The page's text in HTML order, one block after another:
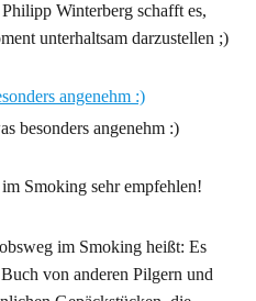
Winterberg schafft es,
unterhaltsam darzustellen ;)
besonders angenehm :)
Smoking sehr empfehlen!
im Smoking heißt: Es
von anderen Pilgern und